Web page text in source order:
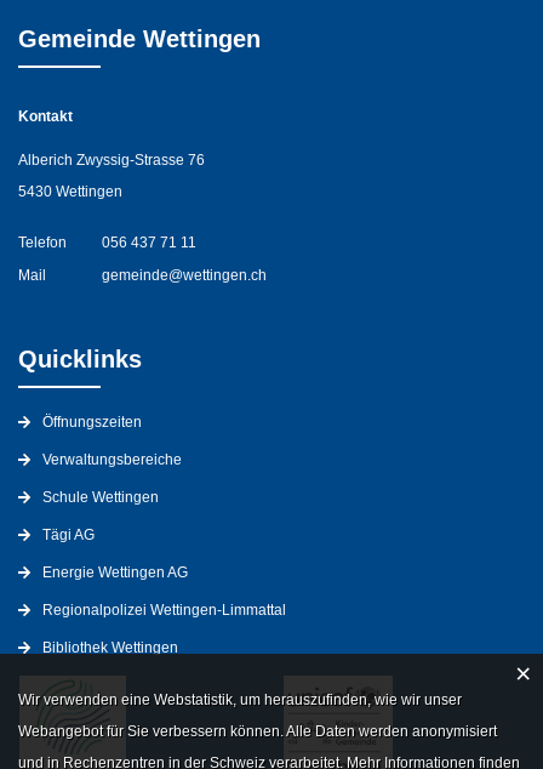
Gemeinde Wettingen
Kontakt
Alberich Zwyssig-Strasse 76
5430 Wettingen
Telefon
056 437 71 11
Mail
gemeinde@wettingen.ch
Quicklinks
Öffnungszeiten
Verwaltungsbereiche
Schule Wettingen
Tägi AG
Energie Wettingen AG
Regionalpolizei Wettingen-Limmattal
Bibliothek Wettingen
Wir verwenden eine Webstatistik, um herauszufinden, wie wir unser
Webangebot für Sie verbessern können. Alle Daten werden anonymisiert
und in Rechenzentren in der Schweiz verarbeitet. Mehr Informationen finden
×